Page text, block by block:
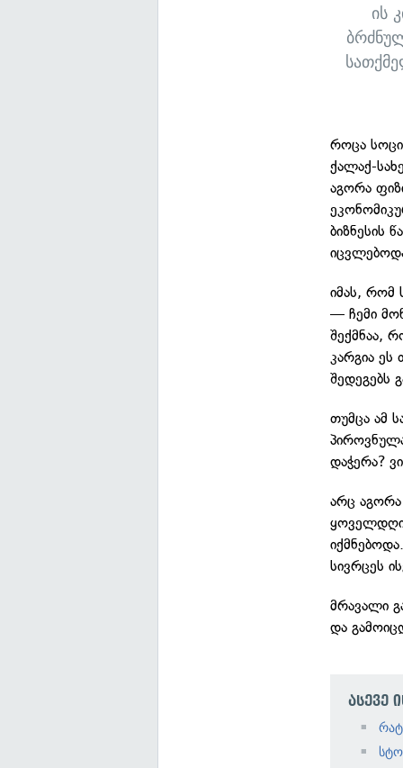
ის
როცა
ქალაქ-
აგორა
ბიზნესის
იმას, რომ
— ჩემი
შექმნაა,
კარგია ეს
შედეგებს
თუმცა ამ
დაჭერა?
არც
სივრცეს
მრავალი
და
ასევე